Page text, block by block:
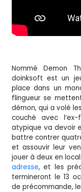
Nommé Demon
doinksoft est un
place dans un
flingueur se
démon, qui a volé
couché avec
atypique va devoir
battre contrer
et assouvir leur
jouer à deux en
adresse, et les
termineront le 13
de précommande,